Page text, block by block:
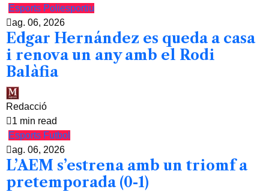
Esports Poliesportiu
ag. 06, 2026
Edgar Hernández es queda a casa
i renova un any amb el Rodi
Balàfia
Redacció
1 min read
Esports Futbol
ag. 06, 2026
L’AEM s’estrena amb un triomf a
pretemporada (0-1)